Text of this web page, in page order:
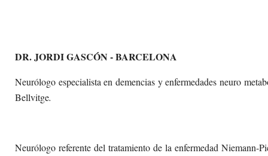
DR. JORDI GASCÓN - BARCELONA
Neurólogo especialista en demencias y enfermedades neuro
Bellvitge.
Neurólogo referente del tratamiento de la enfermedad